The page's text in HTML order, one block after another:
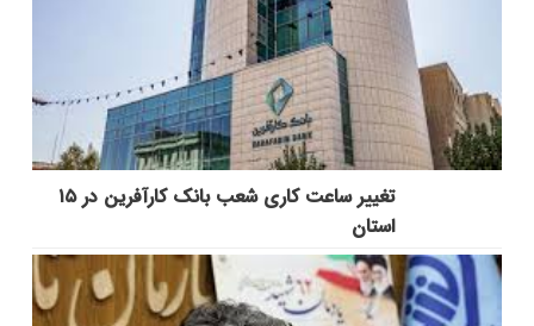
تغییر ساعت کاری شعب بانک کارآفرین در ۱۵
استان